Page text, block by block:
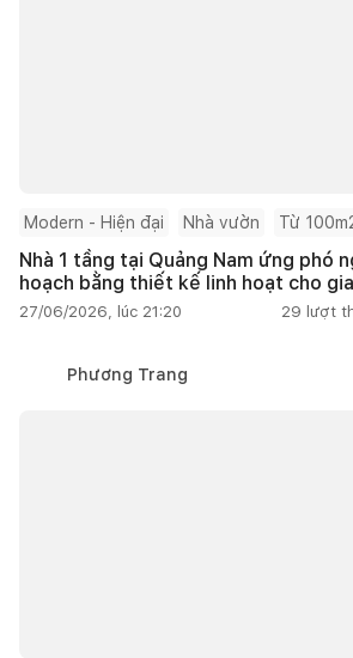
Modern - Hiện đại Nhà vườn Từ
Nhà 1 tầng tại Quảng Nam ứng phó
hoạch bằng thiết kế linh hoạt cho
27/06/2026, lúc 21:20 29 lượt
Phương Trang